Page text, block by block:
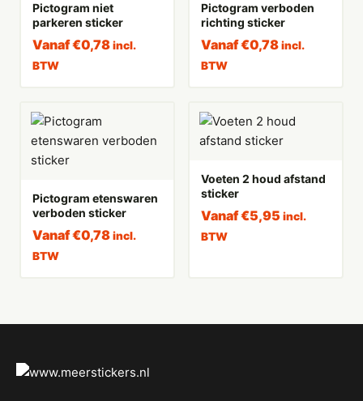
Pictogram niet
parkeren sticker
Vanaf€0,78 incl.
BTW
Pictogram verboden
richting sticker
Vanaf€0,78 incl.
BTW
Pictogram etenswaren
verboden sticker
Vanaf€0,78 incl.
BTW
Voeten 2 houd afstand
sticker
Vanaf€5,95 incl.
BTW